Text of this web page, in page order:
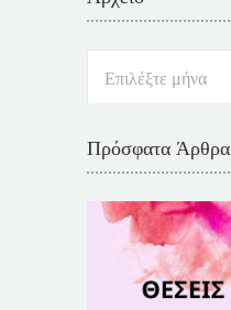
Πρόσφατα Άρθρα